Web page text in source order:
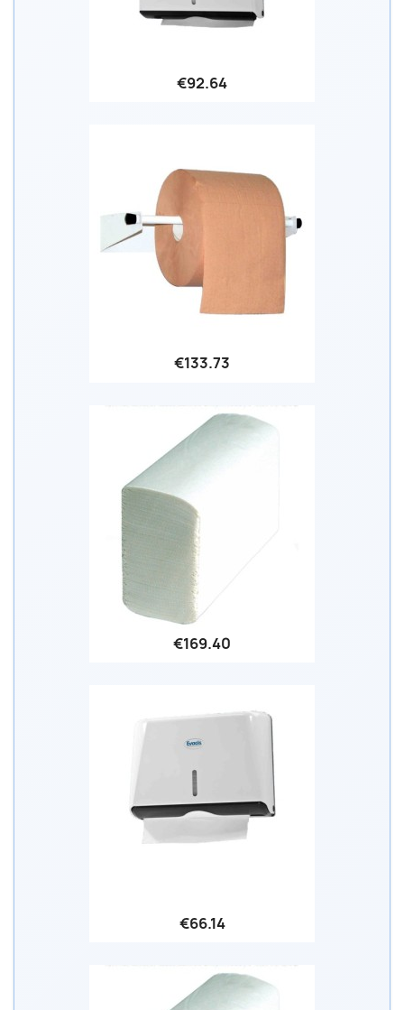
€92.64
€133.73
€169.40
€66.14